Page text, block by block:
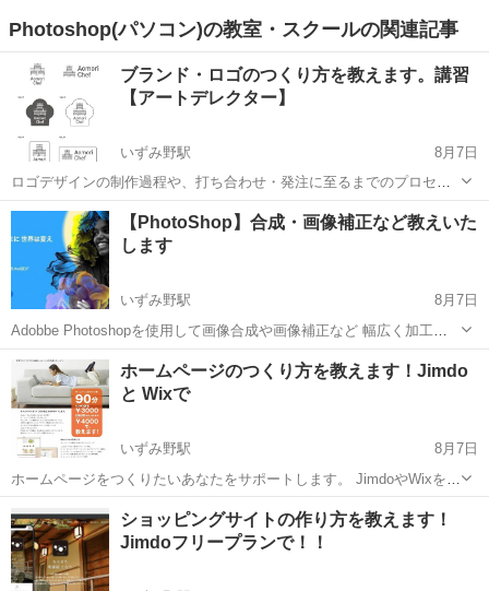
Photoshop(パソコン)の教室・スクールの関連記事
ブランド・ロゴのつくり方を教えます。講習
【アートデレクター】
いずみ野駅
8月7日
ロゴデザインの制作過程や、打ち合わせ・発注に至るまでのプロセス
は、 デザイン会社によっても様々、また個別のデザイナーによっても
異なります。 デザイナーとのミーテイングに知識がなくて躊躇してし
まう。 そんな方をサポートす...
神奈川 横浜市 いずみ野駅 Illustrator ロゴデザイン
【PhotoShop】合成・画像補正など教えいた
します
いずみ野駅
8月7日
Adobbe Photoshopを使用して画像合成や画像補正など 幅広く加工法
を教えいたします。 印刷入稿・看板出力など仕様に合わせたファイル
の作成方法もOKです。 クライアントから提供された素材を色調補正
して質感...
神奈川 横浜市 パソコン Adobe
ホームページのつくり方を教えます！Jimdo
と Wixで
いずみ野駅
8月7日
ホームページをつくりたいあなたをサポートします。 JimdoやWixを活
用してあなたご自身で ホームページを運営してみませんか。 Web デ
ザインの経験はないけど、大切な作品やビジネスを 公開する場所だか
らこ...
いずみ野駅 パソコン
ショッピングサイトの作り方を教えます！
Jimdoフリープランで！！